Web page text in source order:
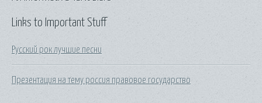
Links to Important Stuff
Русский рок лучшие песни
Презентация на тему россия правовое государство